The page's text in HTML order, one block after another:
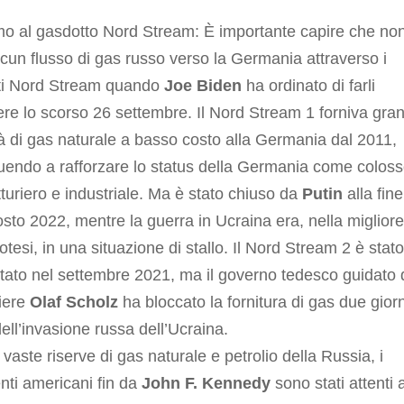
al gasdotto Nord Stream: È importante capire che
flusso di gas russo verso la Germania attraverso i
Nord Stream quando Joe Biden ha ordinato di farli
lo scorso 26 settembre. Il Nord Stream 1 forniva
di gas naturale a basso costo alla Germania dal 2011,
a rafforzare lo status della Germania come
e industriale. Ma è stato chiuso da Putin alla fine
2022, mentre la guerra in Ucraina era, nella migliore
in una situazione di stallo. Il Nord Stream 2 è stato
nel settembre 2021, ma il governo tedesco guidato
Olaf Scholz ha bloccato la fornitura di gas due
russa dell’Ucraina.
riserve di gas naturale e petrolio della Russia, i
americani fin da John F. Kennedy sono stati attenti